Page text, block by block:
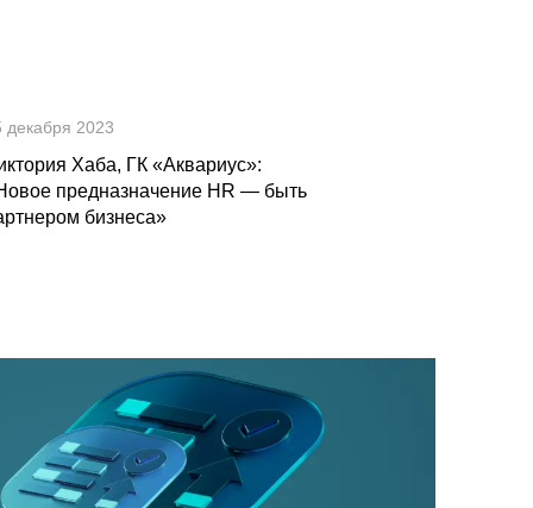
декабря 2023
Хаба, ГК «Аквариус»:
предназначение HR — быть
бизнеса»